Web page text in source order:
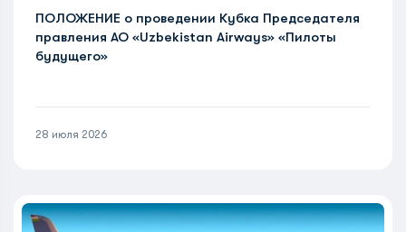
ПОЛОЖЕНИЕ о проведении Кубка Председателя
правления АО «Uzbekistan Airways» «Пилоты
будущего»
28 июля 2026